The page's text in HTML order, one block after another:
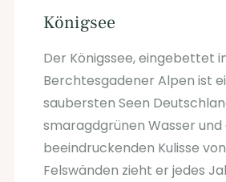
Königsee
Der Königssee, eingebettet
Berchtesgadener Alpen ist
saubersten Seen
smaragdgrünen Wasser und
beeindruckenden Kulisse
Felswänden zieht er jedes